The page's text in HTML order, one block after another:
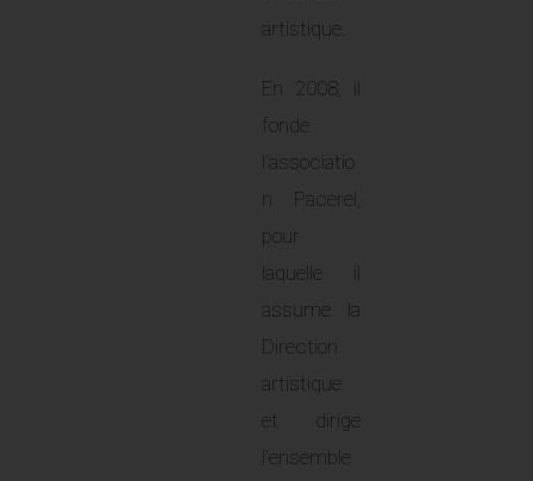
artistique.
En 2008, il
fonde
l’associatio
n Pacerel,
pour
laquelle il
assume la
Direction
artistique
et dirige
l’ensemble